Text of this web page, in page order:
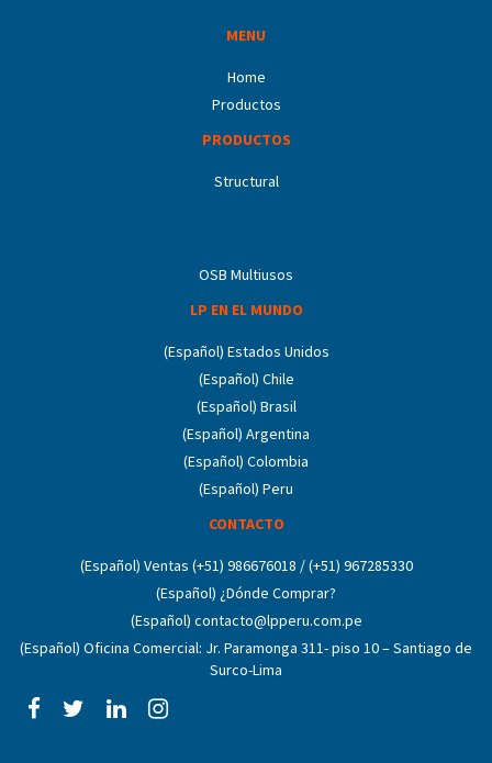
MENU
Home
Productos
PRODUCTOS
Structural
OSB Multiusos
LP EN EL MUNDO
(Español) Estados Unidos
(Español) Chile
(Español) Brasil
(Español) Argentina
(Español) Colombia
(Español) Peru
CONTACTO
(Español) Ventas (+51) 986676018 / (+51) 967285330
(Español) ¿Dónde Comprar?
(Español) contacto@lpperu.com.pe
(Español) Oficina Comercial: Jr. Paramonga 311- piso 10 – Santiago de
Surco-Lima